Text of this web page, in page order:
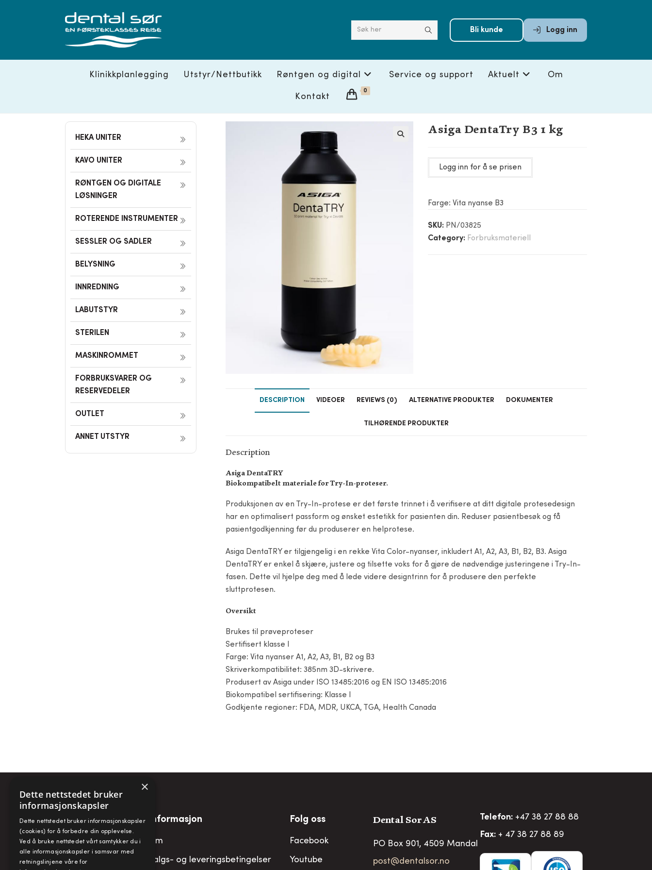
Søk her Bli kunde Logg inn
Klinikkplanlegging Utstyr/Nettbutikk Røntgen og digital Service og support Aktuelt Om
Kontakt
0
HEKA UNITER
KAVO UNITER
RØNTGEN OG DIGITALE
LØSNINGER
ROTERENDE INSTRUMENTER
SESSLER OG SADLER
BELYSNING
INNREDNING
LABUTSTYR
STERILEN
MASKINROMMET
FORBRUKSVARER OG
RESERVEDELER
OUTLET
ANNET UTSTYR
Asiga DentaTry B3 1 kg
Logg inn for å se prisen
Farge: Vita nyanse B3
SKU: PN/03825
Category: Forbruksmateriell
DESCRIPTION VIDEOER REVIEWS (0) ALTERNATIVE PRODUKTER DOKUMENTER
TILHØRENDE PRODUKTER
Description
Asiga DentaTRY
Biokompatibelt materiale for Try-In-proteser.
Produksjonen av en Try-In-protese er det første trinnet i å verifisere at ditt digitale protesedesign
har en optimalisert passform og ønsket estetikk for pasienten din. Reduser pasientbesøk og få
pasientgodkjenning før du produserer en helprotese.
Asiga DentaTRY er tilgjengelig i en rekke Vita Color-nyanser, inkludert A1, A2, A3, B1, B2, B3. Asiga
DentaTRY er enkel å skjære, justere og tilsette voks for å gjøre de nødvendige justeringene i Try-In-
fasen. Dette vil hjelpe deg med å lede videre designtrinn for å produsere den perfekte
sluttprotesen.
Oversikt
Brukes til prøveproteser
Sertifisert klasse I
Farge: Vita nyanser A1, A2, A3, B1, B2 og B3
Skriverkompatibilitet: 385nm 3D-skrivere.
Produsert av Asiga under ISO 13485:2016 og EN ISO 13485:2016
Biokompatibel sertifisering: Klasse I
Godkjente regioner: FDA, MDR, UKCA, TGA, Health Canada
Snarveier
Min konto
Handlekurv
Informasjon
Om
Salgs- og leveringsbetingelser
Folg oss
Facebook
Youtube
Dental Sor AS
PO Box 901, 4509 Mandal
post@dentalsor.no
Telefon: +47 38 27 88 88
Fax: + 47 38 27 88 89
×
Dette nettstedet bruker
informasjonskapsler
Dette nettstedet bruker informasjonskapsler
(cookies) for å forbedre din opplevelse.
Ved å bruke nettstedet vårt samtykker du i
alle informasjonskapsler i samsvar med
retningslinjene våre for